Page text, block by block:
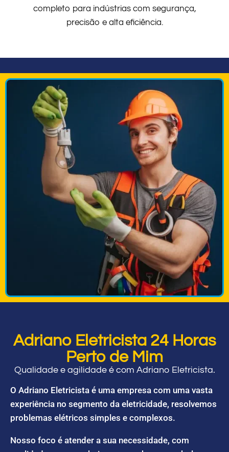
completo para indústrias com segurança,
precisão e alta eficiência.
Adriano Eletricista 24 Horas
Perto de Mim
Qualidade e agilidade é com Adriano Eletricista.
O Adriano Eletricista é uma empresa com uma vasta
experiência no segmento da eletricidade, resolvemos
problemas elétricos simples e complexos.
Nosso foco é atender a sua necessidade, com